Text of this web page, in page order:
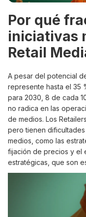
Por qué
iniciativas
Retail
A pesar del potencial
represente hasta el 35
para 2030, 8 de cada
no radica en las
de medios. Los
pero tienen
medios, como las
fijación de precios y el
estratégicas, que son